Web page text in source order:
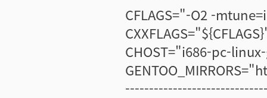
CFLAGS="-O2 -
CHOST="i686-pc-